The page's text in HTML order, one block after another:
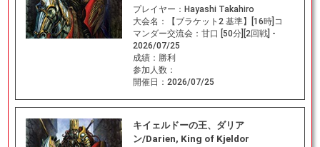
プレイヤー： Hayashi Takahiro
大会名：
【ブラケット2 基準】[16時]コ
マンダー交流会：甘口 [50分][2回戦] -
2026/07/25
成績： 勝利
参加人数：
開催日： 2026/07/25
キイェルドーの王、ダリア
ン/Darien, King of Kjeldor